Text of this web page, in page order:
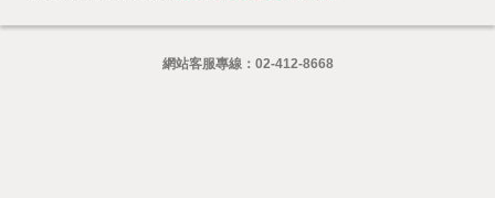
網站客服專線： 02-412-8668